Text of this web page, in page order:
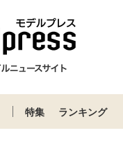
特集 ランキング